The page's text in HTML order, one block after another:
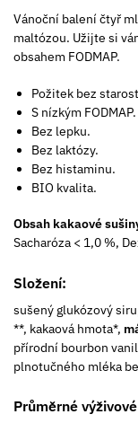
Vánoční balení čtyř
maltózou. Užijte si
obsahem FODMAP.
Požitek bez
S nízkým FODMAP.
Bez lepku.
Bez laktózy.
Bez histaminu.
BIO kvalita.
Obsah kakaové
Sacharóza < 1,0 %,
Složení:
sušený glukózový
**, kakaová hmota*,
přírodní bourbon
plnotučného mléka
Průměrné